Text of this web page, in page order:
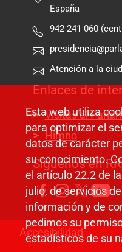
España
942 241 060
Atención a la
Enlaces de
Visitas al
Himno
Síguenos en
Pie de página
Accesibilidad
Esta web utiliza
para optimizar el
datos de carácter
su conocimiento.
el artículo 22.2 de
julio, de servicios
información y de
pedimos su
estadísticos de su